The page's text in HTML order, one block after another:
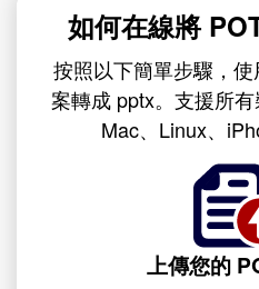
如何在線將
按照以下簡單步驟，
案轉成 pptx。支援所
Mac、Linux、
上傳您的